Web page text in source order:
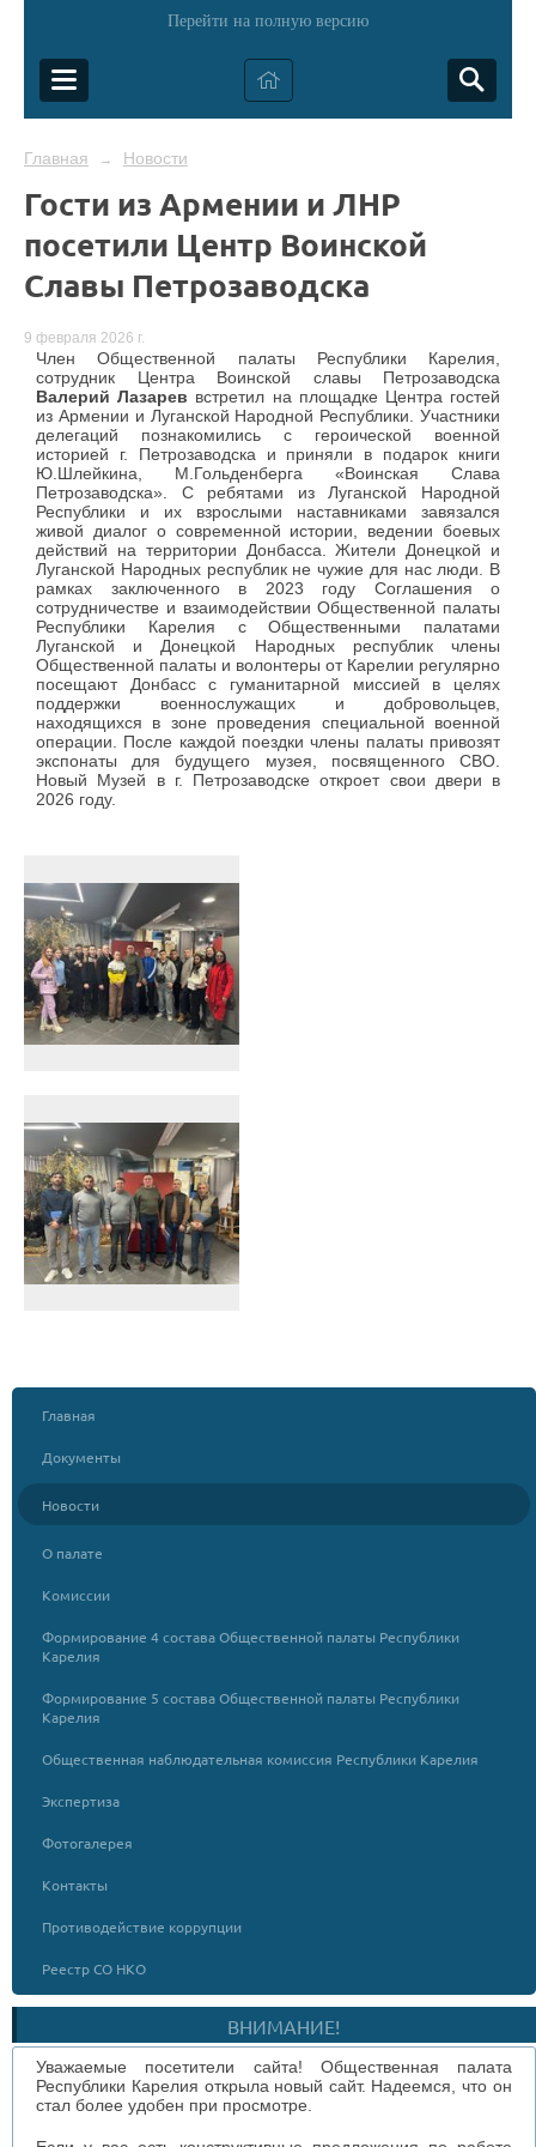
Перейти на полную версию
Главная → Новости
Гости из Армении и ЛНР
посетили Центр Воинской
Славы Петрозаводска
9 февраля 2026 г.
Член Общественной палаты Республики Карелия,
сотрудник Центра Воинской славы Петрозаводска
Валерий Лазарев встретил на площадке Центра гостей
из Армении и Луганской Народной Республики. Участники
делегаций познакомились с героической военной
историей г. Петрозаводска и приняли в подарок книги
Ю.Шлейкина, М.Гольденберга «Воинская Слава
Петрозаводска». С ребятами из Луганской Народной
Республики и их взрослыми наставниками завязался
живой диалог о современной истории, ведении боевых
действий на территории Донбасса. Жители Донецкой и
Луганской Народных республик не чужие для нас люди. В
рамках заключенного в 2023 году Соглашения о
сотрудничестве и взаимодействии Общественной палаты
Республики Карелия с Общественными палатами
Луганской и Донецкой Народных республик члены
Общественной палаты и волонтеры от Карелии регулярно
посещают Донбасс с гуманитарной миссией в целях
поддержки военнослужащих и добровольцев,
находящихся в зоне проведения специальной военной
операции. После каждой поездки члены палаты привозят
экспонаты для будущего музея, посвященного СВО.
Новый Музей в г. Петрозаводске откроет свои двери в
2026 году.
Главная
Документы
Новости
О палате
Комиссии
Формирование 4 состава Общественной палаты Республики
Карелия
Формирование 5 состава Общественной палаты Республики
Карелия
Общественная наблюдательная комиссия Республики Карелия
Экспертиза
Фотогалерея
Контакты
Противодействие коррупции
Реестр СО НКО
ВНИМАНИЕ!
Уважаемые посетители сайта! Общественная палата
Республики Карелия открыла новый сайт. Надеемся, что он
стал более удобен при просмотре.